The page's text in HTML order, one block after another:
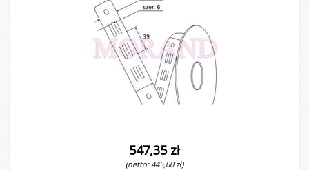
547,35 zł
(netto: 445,00 zł)